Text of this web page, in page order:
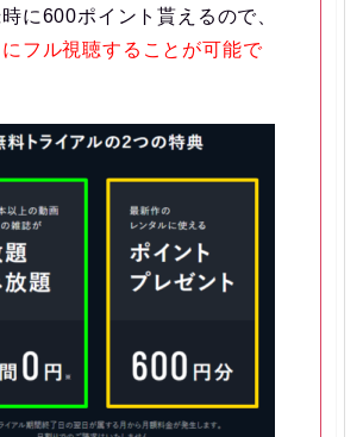
に600ポイント貰えるので、
フル視聴することが可能で